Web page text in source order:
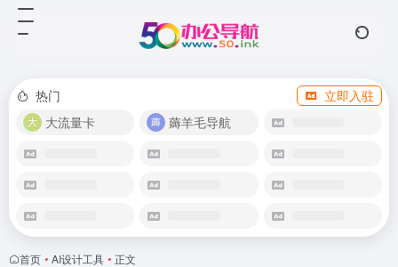
热门
立即入驻
大流量卡
薅羊毛导航
首页 • AI设计工具 • 正文